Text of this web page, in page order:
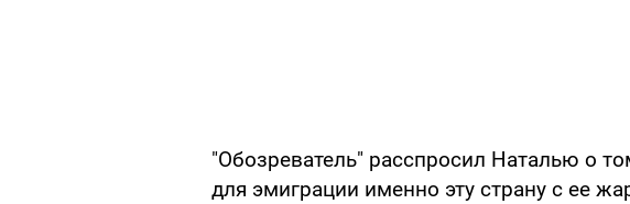
"Обозреватель" расспросил Наталью о
для эмиграции именно эту страну с ее